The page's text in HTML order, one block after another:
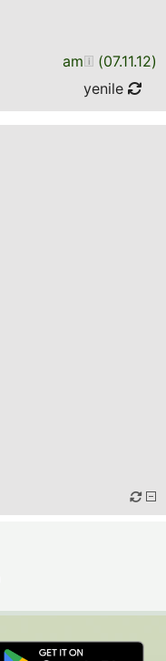
am (07.11.12)
yenile